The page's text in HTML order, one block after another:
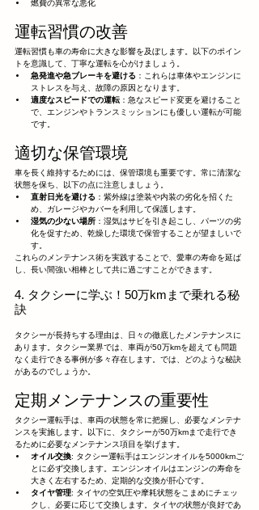
燃費の異常な悪化
運転習慣の改善
運転習慣も車の寿命に大きな影響を及ぼします。以下のポイン
トを意識して、丁寧な運転を心がけましょう。
急発進や急ブレーキを避ける ：これらは車体やエンジンに
ストレスを与え、故障の原因となります。
適度なスピードでの運転 ：急なスピード変更を避けること
で、エンジンやトランスミッションにも優しい運転が可能
です。
適切な保管環境
車を長く維持するためには、保管環境も重要です。常に清潔な
状態を保ち、以下の点に注意しましょう。
直射日光を避ける ：紫外線は塗装や内装の劣化を招くた
め、ガレージやカバーを利用して保護します。
湿気の少ない場所 ：湿気はサビを引き起こし、パーツの劣
化を促すため、乾燥した環境で保管することが望ましいで
す。
これらのメンテナンス術を実践することで、愛車の寿命を延ば
し、長い間強い相棒として共に過ごすことができます。
4. タクシーに学ぶ！50万kmまで乗れる秘
訣
タクシーが長持ちする理由は、日々の徹底したメンテナンスに
あります。タクシー業界では、車両が50万kmを超えても問題
なく走行できる事例が多々存在します。では、どのような秘訣
があるのでしょうか。
定期メンテナンスの重要性
タクシー運転手は、車両の状態を常に把握し、必要なメンテナ
ンスを実施します。以下に、タクシーが50万kmまで走行でき
るために必要なメンテナンス項目を挙げます。
オイル交換: タクシー運転手はエンジンオイルを5000kmご
とに必ず交換します。エンジンオイルはエンジンの寿命を
大きく左右するため、定期的な交換が肝心です。
タイヤ管理: タイヤの空気圧や摩耗状態をこまめにチェッ
クし、必要に応じて交換します。タイヤの状態が良好であ